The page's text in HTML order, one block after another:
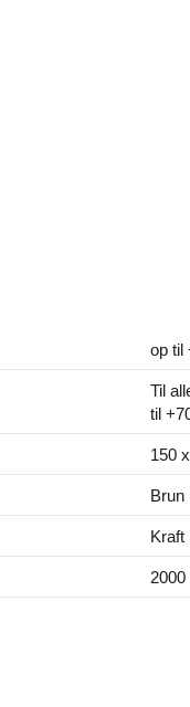
op til
Til
til
150
Brun
Kraft
2000